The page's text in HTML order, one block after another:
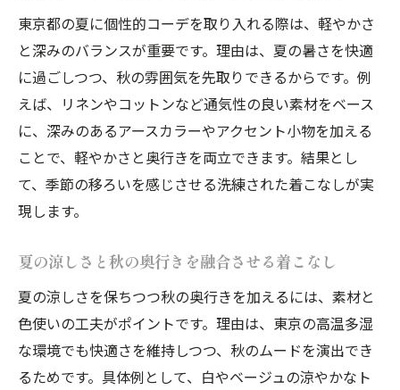
東京都の夏に個性的コーデを取り入れる際は、軽やかさ
と深みのバランスが重要です。理由は、夏の暑さを快適
に過ごしつつ、秋の雰囲気を先取りできるからです。例
えば、リネンやコットンなど通気性の良い素材をベース
に、深みのあるアースカラーやアクセント小物を加える
ことで、軽やかさと奥行きを両立できます。結果とし
て、季節の移ろいを感じさせる洗練された着こなしが実
現します。
夏の涼しさと秋の奥行きを融合させる着こなし
夏の涼しさを保ちつつ秋の奥行きを加えるには、素材と
色使いの工夫がポイントです。理由は、東京の高温多湿
な環境でも快適さを維持しつつ、秋のムードを演出でき
るためです。具体例として、白やベージュの涼やかなト